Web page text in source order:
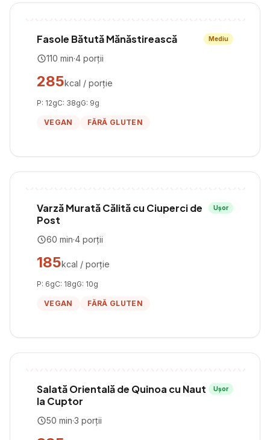
Fasole Bătută Mănăstirească Mediu
110 min·4 porții
285kcal / porție
P: 12gC: 38gG: 9g
VEGAN FĂRĂ GLUTEN
Varză Murată Călită cu Ciuperci de
Post
Ușor
60 min·4 porții
185kcal / porție
P: 6gC: 18gG: 10g
VEGAN FĂRĂ GLUTEN
Salată Orientală de Quinoa cu Naut
la Cuptor
Ușor
50 min·3 porții